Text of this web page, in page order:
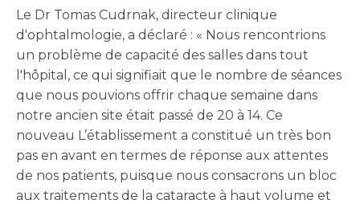
Le Dr Tomas Cudrnak, directeur clinique
d'ophtalmologie, a déclaré : « Nous rencontrions
un problème de capacité des salles dans tout
l'hôpital, ce qui signifiait que le nombre de séances
que nous pouvions offrir chaque semaine dans
notre ancien site était passé de 20 à 14. Ce
nouveau L’établissement a constitué un très bon
pas en avant en termes de réponse aux attentes
de nos patients, puisque nous consacrons un bloc
aux traitements de la cataracte à haut volume et